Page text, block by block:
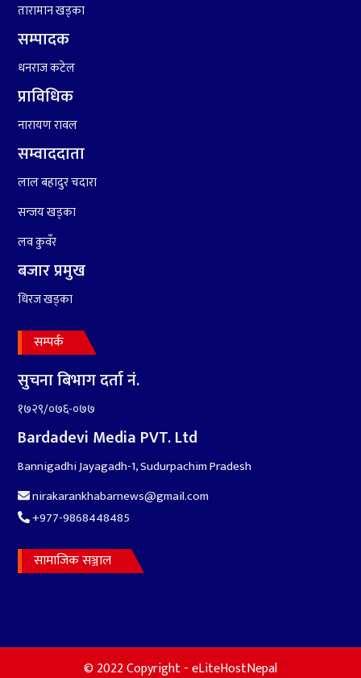
तारामान खड्का
सम्पादक
धनराज कटेल
प्राविधिक
नारायण रावल
सम्वाददाता
लाल बहादुर चदारा
सन्जय खड्का
लव कुवँर
बजार प्रमुख
धिरज खड्का
सम्पर्क
सुचना बिभाग दर्ता नं.
१७२९/०७६-०७७
Bardadevi Media PVT. Ltd
Bannigadhi Jayagadh-1, Sudurpachim Pradesh
nirakarankhabarnews@gmail.com
+977-9868448485
सामाजिक सञ्जाल
© 2022 Copyright - eLiteHostNepal